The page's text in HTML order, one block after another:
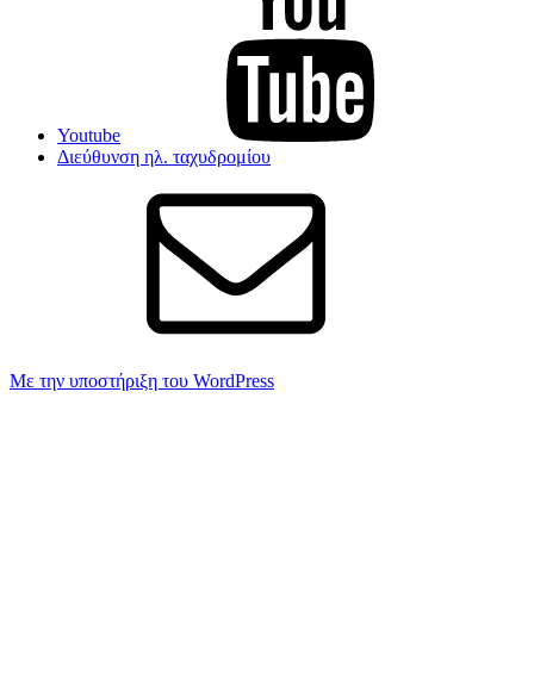
Youtube
Διεύθυνση ηλ. ταχυδρομίου
Με την υποστήριξη του WordPress